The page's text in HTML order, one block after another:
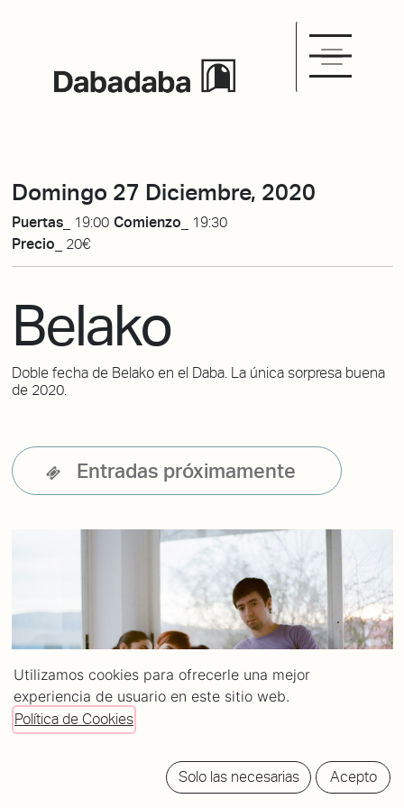
Domingo 27 Diciembre, 2020
Puertas_ 19:00 Comienzo_
19:30
Precio_ 20€
Belako
Doble fecha de Belako en el Daba. La única sorpresa buena
de 2020.
Entradas próximamente
Utilizamos cookies para ofrecerle una mejor
experiencia de usuario en este sitio web.
Política de Cookies
Solo las necesarias Acepto